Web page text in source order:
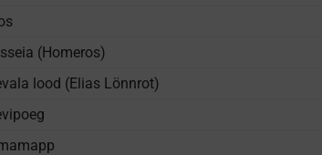
(Homeros)
lood (Elias Lönnrot)